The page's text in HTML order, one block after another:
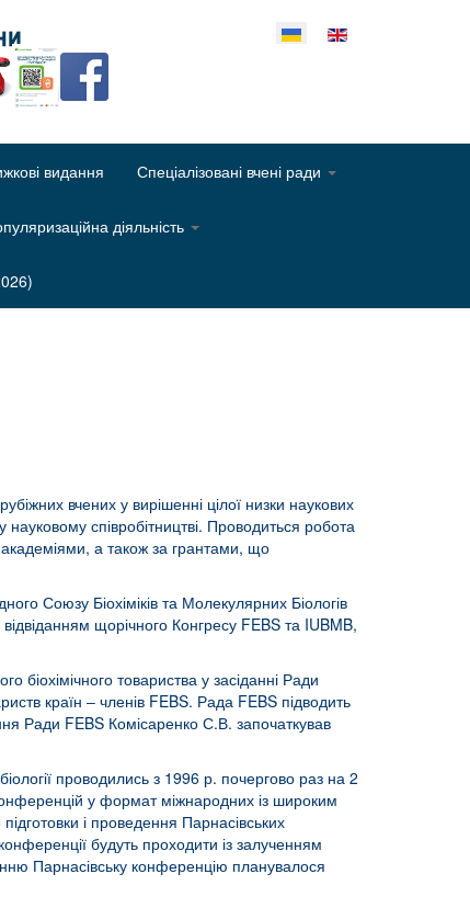
свою мову
видання Спеціалізовані вчені ради
діяльність
вчених у вирішенні цілої низки наукових
співробітництві. Проводиться робота
академіями, а також за грантами, що
Союзу Біохіміків та Молекулярних Біологів
щорічного Конгресу FEBS та IUBMB,
біохімічного товариства у засіданні Ради
країн ‒ членів FEBS. Рада FEBS підводить
Ради FEBS Комісаренко С.В. започаткував
проводились з 1996 р. почергово раз на 2
у формат міжнародних із широким
і проведення Парнасівських
будуть проходити із залученням
Парнасівську конференцію планувалося